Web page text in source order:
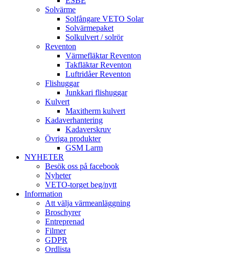
Solvärme
Solfångare VETO Solar
Solvärmepaket
Solkulvert / solrör
Reventon
Värmefläktar Reventon
Takfläktar Reventon
Luftridåer Reventon
Flishuggar
Junkkari flishuggar
Kulvert
Maxitherm kulvert
Kadaverhantering
Kadaverskruv
Övriga produkter
GSM Larm
NYHETER
Besök oss på facebook
Nyheter
VETO-torget beg/nytt
Information
Att välja värmeanläggning
Broschyrer
Entreprenad
Filmer
GDPR
Ordlista